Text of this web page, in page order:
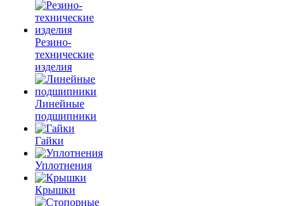
Резино-
технические
изделия
Линейные
подшипники
Гайки
Уплотнения
Крышки